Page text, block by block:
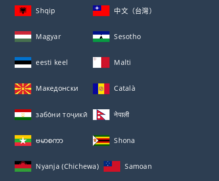
Shqip 中文（台灣）
Magyar Sesotho
eesti keel Malti
Македонски Català
забо́ни тоҷикӣ́ नेपाली
ဗမာစကာ Shona
Nyanja (Chichewa) Samoan